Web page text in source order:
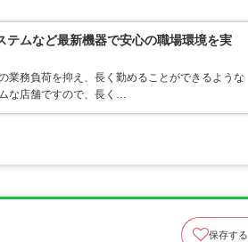
ムなど最新機器で安心の職場環境を実
業務負荷を抑え、長く勤めることができるような
な店舗ですので、長く…
保存する